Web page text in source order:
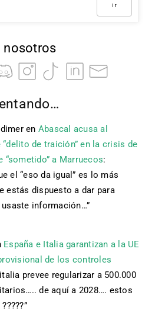
Ir
nosotros
en Abascal acusa al
“delito de traición” en la crisis de
“sometido” a Marruecos:
el “eso da igual” es lo más
estás dispuesto a dar para
usaste información…”
España e Italia garantizan a la UE
de los controles
prevee regularizar a 500.000
de aquí a 2028…. estos
”